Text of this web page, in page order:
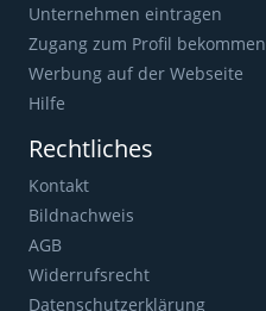
Unternehmen eintragen
Zugang zum Profil bekommen
Werbung auf der Webseite
Hilfe
Rechtliches
Kontakt
Bildnachweis
AGB
Widerrufsrecht
Datenschutzerklärung